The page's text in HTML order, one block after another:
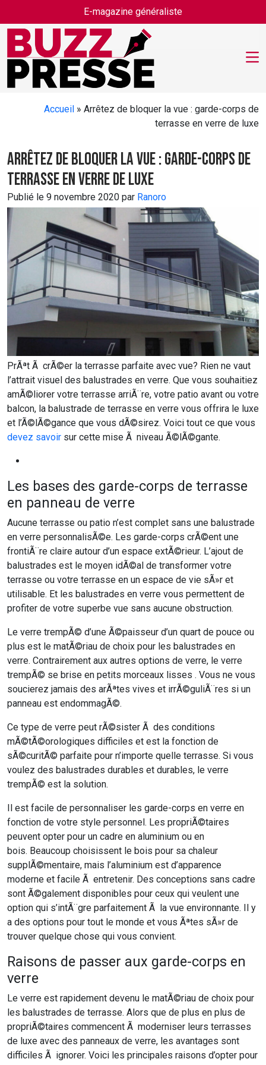
E-magazine généraliste
Accueil » Arrêtez de bloquer la vue : garde-corps de
terrasse en verre de luxe
Arrêtez de bloquer la vue : garde-corps de
terrasse en verre de luxe
Publié le 9 novembre 2020 par Ranoro
PrÃªt Ã crÃ©er la terrasse parfaite avec vue? Rien ne vaut
l’attrait visuel des balustrades en verre. Que vous souhaitiez
amÃ©liorer votre terrasse arriÃ¨re, votre patio avant ou votre
balcon, la balustrade de terrasse en verre vous offrira le luxe
et l’Ã©lÃ©gance que vous dÃ©sirez. Voici tout ce que vous
devez savoir sur cette mise Ã niveau Ã©lÃ©gante.
Les bases des garde-corps de terrasse
en panneau de verre
Aucune terrasse ou patio n’est complet sans une balustrade
en verre personnalisÃ©e. Les garde-corps crÃ©ent une
frontiÃ¨re claire autour d’un espace extÃ©rieur. L’ajout de
balustrades est le moyen idÃ©al de transformer votre
terrasse ou votre terrasse en un espace de vie sÃ»r et
utilisable. Et les balustrades en verre vous permettent de
profiter de votre superbe vue sans aucune obstruction.
Le verre trempÃ© d’une Ã©paisseur d’un quart de pouce ou
plus est le matÃ©riau de choix pour les balustrades en
verre. Contrairement aux autres options de verre, le verre
trempÃ© se brise en petits morceaux lisses . Vous ne vous
soucierez jamais des arÃªtes vives et irrÃ©guliÃ¨res si un
panneau est endommagÃ©.
Ce type de verre peut rÃ©sister Ã des conditions
mÃ©tÃ©orologiques difficiles et est la fonction de
sÃ©curitÃ© parfaite pour n’importe quelle terrasse. Si vous
voulez des balustrades durables et durables, le verre
trempÃ© est la solution.
Il est facile de personnaliser les garde-corps en verre en
fonction de votre style personnel. Les propriÃ©taires
peuvent opter pour un cadre en aluminium ou en
bois. Beaucoup choisissent le bois pour sa chaleur
supplÃ©mentaire, mais l’aluminium est d’apparence
moderne et facile Ã entretenir. Des conceptions sans cadre
sont Ã©galement disponibles pour ceux qui veulent une
option qui s’intÃ¨gre parfaitement Ã la vue environnante. Il y
a des options pour tout le monde et vous Ãªtes sÃ»r de
trouver quelque chose qui vous convient.
Raisons de passer aux garde-corps en
verre
Le verre est rapidement devenu le matÃ©riau de choix pour
les balustrades de terrasse. Alors que de plus en plus de
propriÃ©taires commencent Ã moderniser leurs terrasses
de luxe avec des panneaux de verre, les avantages sont
difficiles Ã ignorer. Voici les principales raisons d’opter pour